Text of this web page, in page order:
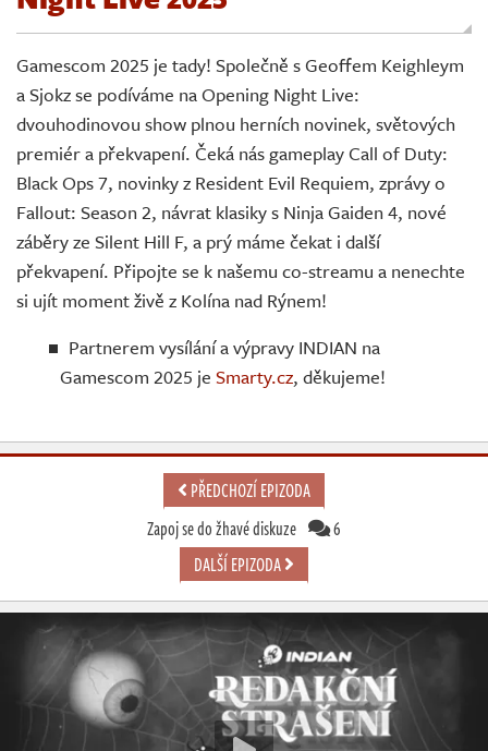
Živě
Gamescom 2025 je tady! Společně s Geoffem Keighleym
a Sjokz se podíváme na Opening Night Live:
dvouhodinovou show plnou herních novinek, světových
premiér a překvapení. Čeká nás gameplay Call of Duty:
Black Ops 7, novinky z Resident Evil Requiem, zprávy o
Fallout: Season 2, návrat klasiky s Ninja Gaiden 4, nové
záběry ze Silent Hill F, a prý máme čekat i další
překvapení. Připojte se k našemu co-streamu a nenechte
si ujít moment živě z Kolína nad Rýnem!
Partnerem vysílání a výpravy INDIAN na
Gamescom 2025 je Smarty.cz, děkujeme!
PŘEDCHOZÍ EPIZODA
Zapoj se do žhavé diskuze
6
DALŠÍ EPIZODA